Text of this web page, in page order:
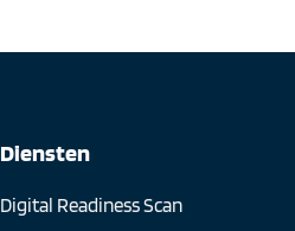
Diensten
Digital Readiness Scan